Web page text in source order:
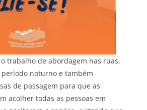
o trabalho de abordagem nas ruas,
noturno e também
de passagem para que as
acolher todas as pessoas em